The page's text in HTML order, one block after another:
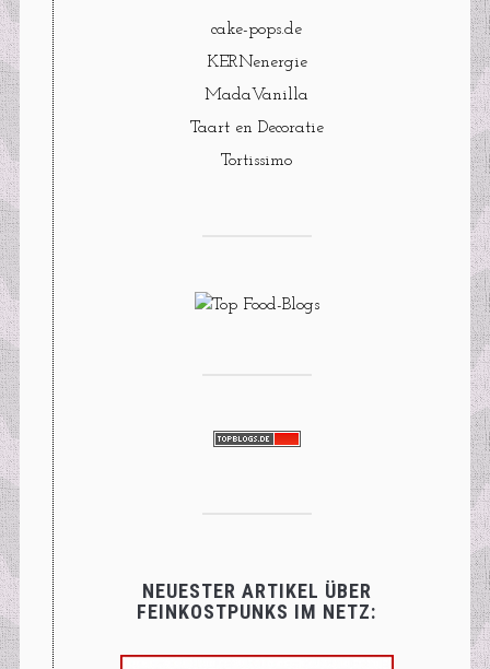
cake-pops.de
KERNenergie
MadaVanilla
Taart en Decoratie
Tortissimo
NEUESTER ARTIKEL ÜBER
FEINKOSTPUNKS IM NETZ: